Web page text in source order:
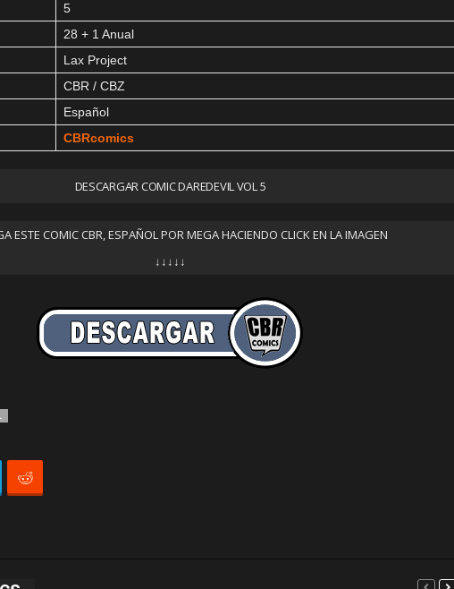
5
28 + 1 Anual
Lax Project
CBR / CBZ
Español
CBRcomics
DESCARGAR COMIC DAREDEVIL VOL 5
ESTE COMIC CBR, ESPAÑOL POR MEGA HACIENDO CLICK EN LA IMAGEN
↓↓↓↓↓